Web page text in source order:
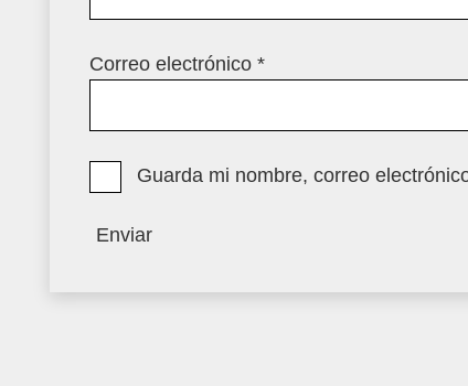
Correo electrónico *
Guarda mi nombre, correo